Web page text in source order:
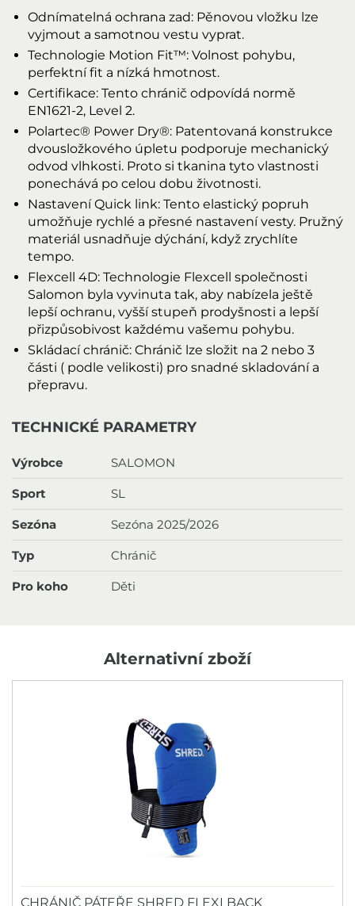
Odnímatelná ochrana zad: Pěnovou vložku lze
vyjmout a samotnou vestu vyprat.
Technologie Motion Fit™: Volnost pohybu,
perfektní fit a nízká hmotnost.
Certifikace: Tento chránič odpovídá normě
EN1621-2, Level 2.
Polartec® Power Dry®: Patentovaná konstrukce
dvousložkového úpletu podporuje mechanický
odvod vlhkosti. Proto si tkanina tyto vlastnosti
ponechává po celou dobu životnosti.
Nastavení Quick link: Tento elastický popruh
umožňuje rychlé a přesné nastavení vesty. Pružný
materiál usnadňuje dýchání, když zrychlíte
tempo.
Flexcell 4D: Technologie Flexcell společnosti
Salomon byla vyvinuta tak, aby nabízela ještě
lepší ochranu, vyšší stupeň prodyšnosti a lepší
přizpůsobivost každému vašemu pohybu.
Skládací chránič: Chránič lze složit na 2 nebo 3
části ( podle velikosti) pro snadné skladování a
přepravu.
TECHNICKÉ PARAMETRY
Výrobce SALOMON
Sport SL
Sezóna Sezóna 2025/2026
Typ Chránič
Pro koho Děti
Alternativní zboží
CHRÁNIČ PÁTEŘE SHRED FLEXI BACK